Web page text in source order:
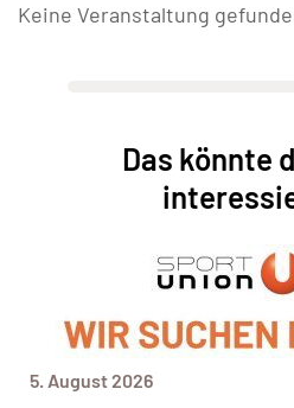
Keine Veranstaltung
Das könnte
5. August 2026